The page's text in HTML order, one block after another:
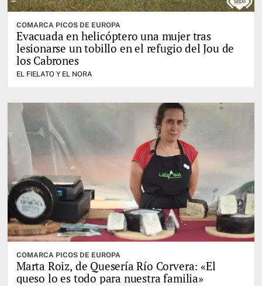
COMARCA PICOS DE EUROPA
Evacuada en helicóptero una mujer tras
lesionarse un tobillo en el refugio del Jou de
los Cabrones
EL FIELATO Y EL NORA
COMARCA PICOS DE EUROPA
Marta Roiz, de Quesería Río Corvera: «El
queso lo es todo para nuestra familia»